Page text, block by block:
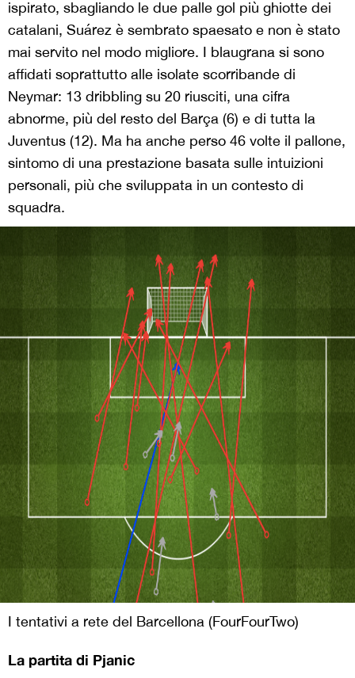
ispirato, sbagliando le due palle gol più ghiotte dei
catalani, Suárez è sembrato spaesato e non è stato
mai servito nel modo migliore. I blaugrana si sono
affidati soprattutto alle isolate scorribande di
Neymar: 13 dribbling su 20 riusciti, una cifra
abnorme, più del resto del Barça (6) e di tutta la
Juventus (12). Ma ha anche perso 46 volte il pallone,
sintomo di una prestazione basata sulle intuizioni
personali, più che sviluppata in un contesto di
squadra.
I tentativi a rete del Barcellona (FourFourTwo)
La partita di Pjanic